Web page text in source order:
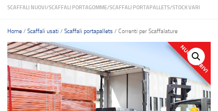
SCAFFALI NUOVI/SCAFFALI PORTAGOMME/SCAFFALI PORTAPALLETS/STOCK VARI
Home / Scaffali usati / Scaffali portapallets / Correnti per Scaffalature